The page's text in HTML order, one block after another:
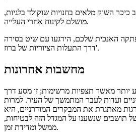
כיכר השוק מלאים בחנויות שוקולד בלגיות,
מושלם לקינוח אחרי העלייה.
האנכית שלכם, הירגעו עם שיט בסירה
דרך התעלות הציוריות של ברוז'.
מחשבות אחרונות
יותר מאשר תצפיות מרשימות; זו מסע דרך
ועדות לעבר המתמשך של העיר. למרות
של 366 מדרגות מאתגרת את המבקרים המודרניים, היא
תושבים שנשענו על המגדל הזה לבטיחות,
ממשל ומדידת זמן.